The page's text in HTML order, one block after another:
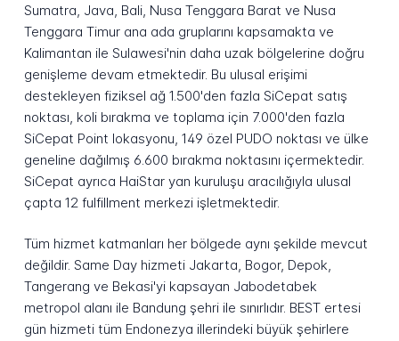
Sumatra, Java, Bali, Nusa Tenggara Barat ve Nusa
Tenggara Timur ana ada gruplarını kapsamakta ve
Kalimantan ile Sulawesi'nin daha uzak bölgelerine doğru
genişleme devam etmektedir. Bu ulusal erişimi
destekleyen fiziksel ağ 1.500'den fazla SiCepat satış
noktası, koli bırakma ve toplama için 7.000'den fazla
SiCepat Point lokasyonu, 149 özel PUDO noktası ve ülke
geneline dağılmış 6.600 bırakma noktasını içermektedir.
SiCepat ayrıca HaiStar yan kuruluşu aracılığıyla ulusal
çapta 12 fulfillment merkezi işletmektedir.
Tüm hizmet katmanları her bölgede aynı şekilde mevcut
değildir. Same Day hizmeti Jakarta, Bogor, Depok,
Tangerang ve Bekasi'yi kapsayan Jabodetabek
metropol alanı ile Bandung şehri ile sınırlıdır. BEST ertesi
gün hizmeti tüm Endonezya illerindeki büyük şehirlere